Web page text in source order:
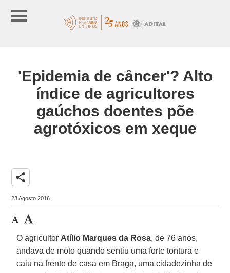
'Epidemia de câncer'? Alto
índice de agricultores
gaúchos doentes põe
agrotóxicos em xeque
share
23 Agosto 2016
O agricultor Atílio Marques da Rosa, de 76 anos,
andava de moto quando sentiu uma forte tontura e
caiu na frente de casa em Braga, uma cidadezinha de